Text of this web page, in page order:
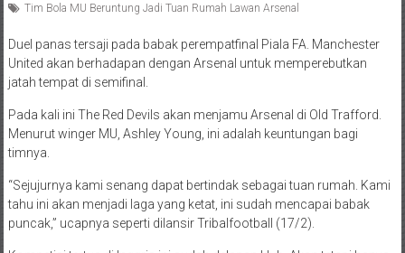
Tim Bola MU Beruntung Jadi Tuan Rumah Lawan Arsenal
Duel panas tersaji pada babak perempatfinal Piala FA. Manchester
United akan berhadapan dengan Arsenal untuk memperebutkan
jatah tempat di semifinal.
Pada kali ini The Red Devils akan menjamu Arsenal di Old Trafford.
Menurut winger MU, Ashley Young, ini adalah keuntungan bagi
timnya.
“Sejujurnya kami senang dapat bertindak sebagai tuan rumah. Kami
tahu ini akan menjadi laga yang ketat, ini sudah mencapai babak
puncak,” ucapnya seperti dilansir Tribalfootball (17/2).